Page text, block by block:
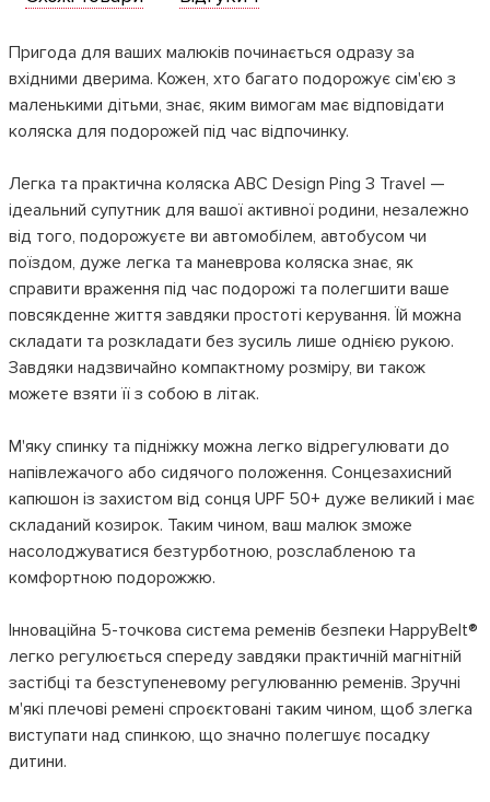
Пригода для ваших малюків починається одразу за
вхідними дверима. Кожен, хто багато подорожує сім'єю з
маленькими дітьми, знає, яким вимогам має відповідати
коляска для подорожей під час відпочинку.
Легка та практична коляска ABC Design Ping 3 Travel —
ідеальний супутник для вашої активної родини, незалежно
від того, подорожуєте ви автомобілем, автобусом чи
поїздом, дуже легка та маневрова коляска знає, як
справити враження під час подорожі та полегшити ваше
повсякденне життя завдяки простоті керування. Їй можна
складати та розкладати без зусиль лише однією рукою.
Завдяки надзвичайно компактному розміру, ви також
можете взяти її з собою в літак.
М'яку спинку та підніжку можна легко відрегулювати до
напівлежачого або сидячого положення. Сонцезахисний
капюшон із захистом від сонця UPF 50+ дуже великий і має
складаний козирок. Таким чином, ваш малюк зможе
насолоджуватися безтурботною, розслабленою та
комфортною подорожжю.
Інноваційна 5-точкова система ременів безпеки HappyBelt®
легко регулюється спереду завдяки практичній магнітній
застібці та безступеневому регулюванню ременів. Зручні
м'які плечові ремені спроєктовані таким чином, щоб злегка
виступати над спинкою, що значно полегшує посадку
дитини.